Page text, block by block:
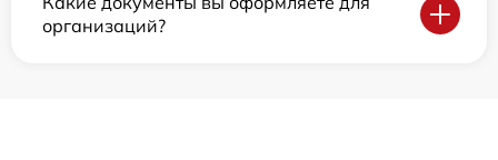
организаций?